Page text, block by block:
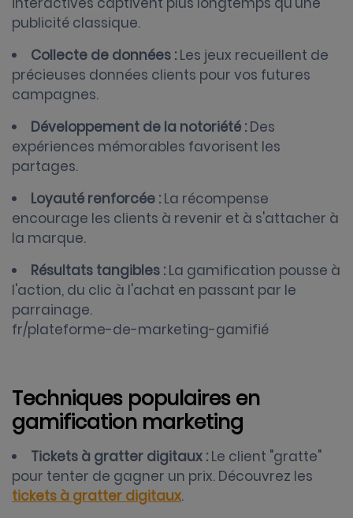
publicité classique.
Collecte de données : Les jeux recueillent de
précieuses données clients pour vos futures
campagnes.
Développement de la notoriété : Des
expériences mémorables favorisent les
partages.
Loyauté renforcée : La récompense
encourage les clients à revenir et à s'attacher à
la marque.
Résultats tangibles : La gamification pousse à
l'action, du clic à l'achat en passant par le
parrainage.
fr/plateforme-de-marketing-gamifié
Techniques populaires en
gamification marketing
Tickets à gratter digitaux : Le client "gratte"
pour tenter de gagner un prix. Découvrez les
tickets à gratter digitaux.